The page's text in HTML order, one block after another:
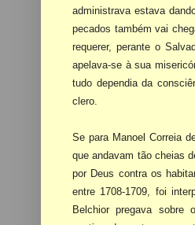
administrava estava
pecados também vai
requerer, perante o
apelava-se à sua
tudo dependia da
clero.
Se para Manoel Correia
que andavam tão cheias
por Deus contra os
entre 1708-1709, foi
Belchior pregava